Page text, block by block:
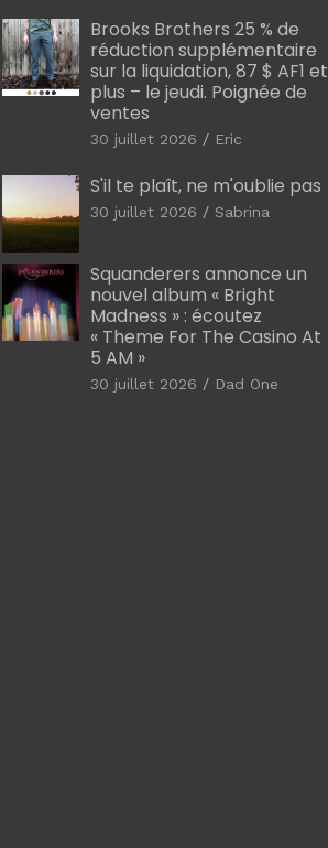
Brooks Brothers 25 % de
réduction supplémentaire
sur la liquidation, 87 $ AF1 et
plus – le jeudi. Poignée de
ventes
30 juillet 2026 Eric
S'il te plaît, ne m'oublie pas
30 juillet 2026 Sabrina
Squanderers annonce un
nouvel album « Bright
Madness » : écoutez
« Theme For The Casino At
5 AM »
30 juillet 2026 Dad One